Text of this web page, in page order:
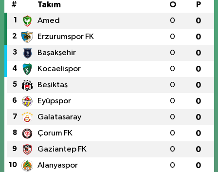
# Takım O P
1 Amed 0 0
2 Erzurumspor FK 0 0
3 Başakşehir 0 0
4 Kocaelispor 0 0
5 Beşiktaş 0 0
6 Eyüpspor 0 0
7 Galatasaray 0 0
8 Çorum FK 0 0
9 Gaziantep FK 0 0
10 Alanyaspor 0 0